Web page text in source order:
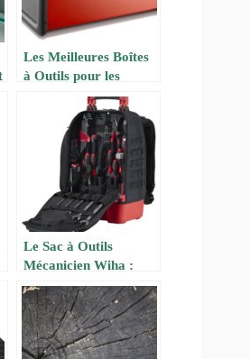
Les Meilleures Boîtes
à Outils pour les
Bricoleurs : Guide
d’Achat 2024
Le Sac à Outils
Mécanicien Wiha :
Praticité et
Performance